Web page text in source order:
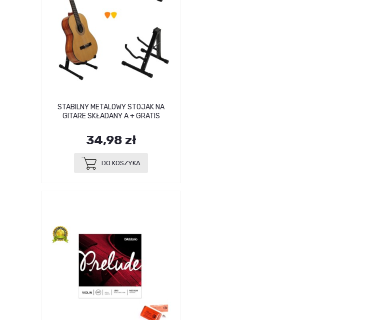
STABILNY METALOWY STOJAK NA
GITARE SKŁADANY A + GRATIS
34,98 zł
DO KOSZYKA